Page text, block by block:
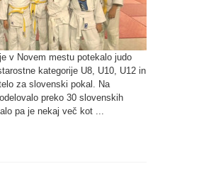
v Novem mestu potekalo judo
kategorije U8, U10, U12 in
za slovenski pokal. Na
preko 30 slovenskih
pa je nekaj več kot ...